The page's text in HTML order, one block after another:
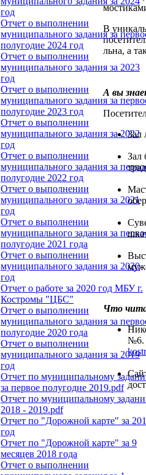
год
Отчет о выполнении
муниципального задания за
полугодие 2024 год
Отчет о выполнении
муниципального задания за 2023
год
Отчет о выполнении
муниципального задания за
полугодие 2023 год
Отчет о выполнении
муниципального задания за 2022
год
Отчет о выполнении
муниципального задания за
полугодие 2022 год
Отчет о выполнении
муниципального задания за 2021
год
Отчет о выполнении
муниципального задания за
полугодие 2021 года
Отчет о выполнении
муниципального задания за 2020
год
Отчет о работе за 2020 год МБУ г.
Костромы "ЦБС"
Отчет о выполнении
муниципального задания за
полугодие 2020 года
Отчет о выполнении
муниципального задания за 2019
год
Отчет по муниципальному
за первое полугодие 2019.pdf
Отчет по муниципальному
2018 - 2019.pdf
Отчет по "Дорожной карте" за
год
Отчет по "Дорожной карте" за 9
месяцев 2018 года
Отчет о выполнении
В
льна, а
А вы
Зал
Зал
Что
№6.